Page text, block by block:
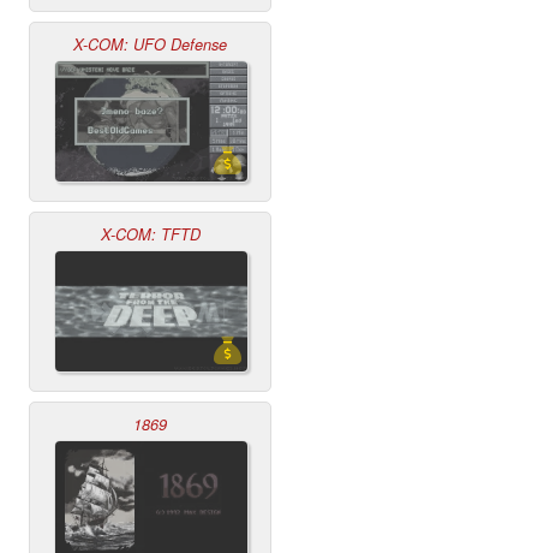
X-COM: UFO Defense
X-COM: TFTD
1869